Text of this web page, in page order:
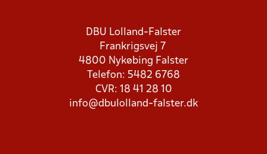
DBU Lolland-Falster
Frankrigsvej 7
4800 Nykøbing Falster
Telefon: 5482 6768
CVR: 18 41 28 10
info@dbulolland-falster.dk